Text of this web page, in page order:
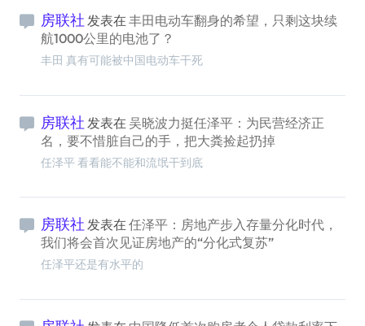
房联社 发表在 丰田电动车翻身的希望，只剩这块续
航1000公里的电池了？
丰田 真有可能被中国电动车干死
房联社 发表在 吴晓波力挺任泽平：为民营经济正
名，要不惜脏自己的手，把大粪捡起扔掉
任泽平 看看能不能和流氓干到底
房联社 发表在 任泽平：房地产步入存量分化时代，
我们将会首次见证房地产的“分化式复苏”
任泽平还是有水平的